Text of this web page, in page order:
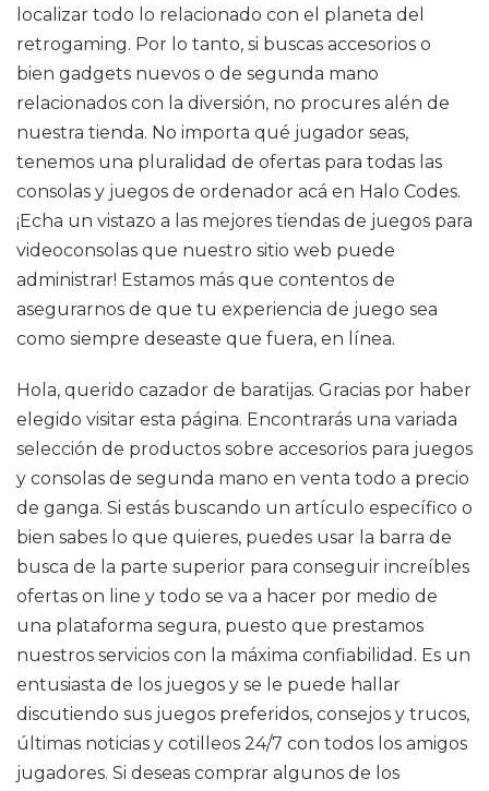
localizar todo lo relacionado con el planeta del
retrogaming. Por lo tanto, si buscas accesorios o
bien gadgets nuevos o de segunda mano
relacionados con la diversión, no procures alén de
nuestra tienda. No importa qué jugador seas,
tenemos una pluralidad de ofertas para todas las
consolas y juegos de ordenador acá en Halo Codes.
¡Echa un vistazo a las mejores tiendas de juegos para
videoconsolas que nuestro sitio web puede
administrar! Estamos más que contentos de
asegurarnos de que tu experiencia de juego sea
como siempre deseaste que fuera, en línea.
Hola, querido cazador de baratijas. Gracias por haber
elegido visitar esta página. Encontrarás una variada
selección de productos sobre accesorios para juegos
y consolas de segunda mano en venta todo a precio
de ganga. Si estás buscando un artículo específico o
bien sabes lo que quieres, puedes usar la barra de
busca de la parte superior para conseguir increíbles
ofertas on line y todo se va a hacer por medio de
una plataforma segura, puesto que prestamos
nuestros servicios con la máxima confiabilidad. Es un
entusiasta de los juegos y se le puede hallar
discutiendo sus juegos preferidos, consejos y trucos,
últimas noticias y cotilleos 24/7 con todos los amigos
jugadores. Si deseas comprar algunos de los